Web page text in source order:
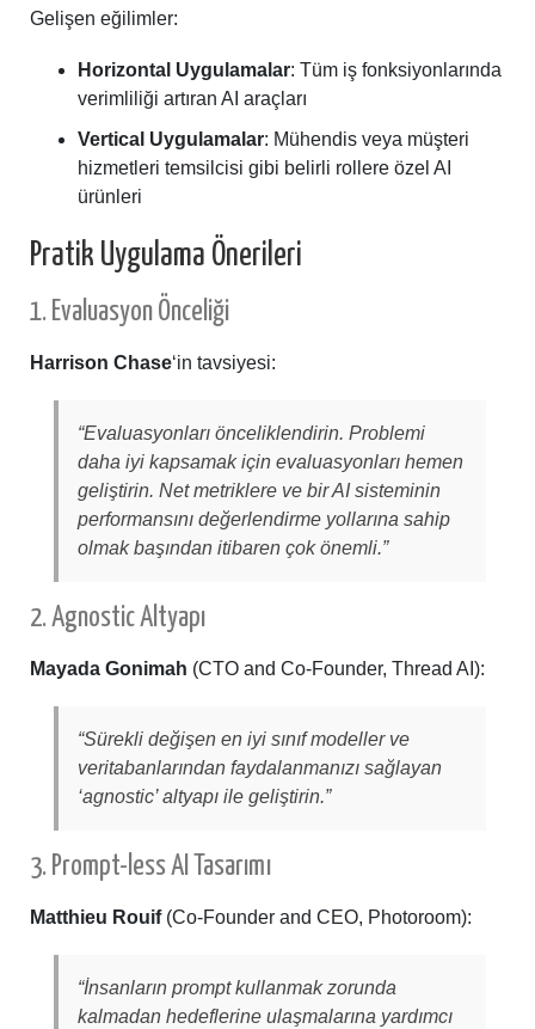
Gelişen eğilimler:
Horizontal Uygulamalar: Tüm iş fonksiyonlarında
verimliliği artıran AI araçları
Vertical Uygulamalar: Mühendis veya müşteri
hizmetleri temsilcisi gibi belirli rollere özel AI
ürünleri
Pratik Uygulama Önerileri
1. Evaluasyon Önceliği
Harrison Chase‘in tavsiyesi:
“Evaluasyonları önceliklendirin. Problemi
daha iyi kapsamak için evaluasyonları hemen
geliştirin. Net metriklere ve bir AI sisteminin
performansını değerlendirme yollarına sahip
olmak başından itibaren çok önemli.”
2. Agnostic Altyapı
Mayada Gonimah (CTO and Co-Founder, Thread AI):
“Sürekli değişen en iyi sınıf modeller ve
veritabanlarından faydalanmanızı sağlayan
‘agnostic’ altyapı ile geliştirin.”
3. Prompt-less AI Tasarımı
Matthieu Rouif(Co-Founder and CEO, Photoroom):
“İnsanların prompt kullanmak zorunda
kalmadan hedeflerine ulaşmalarına yardımcı